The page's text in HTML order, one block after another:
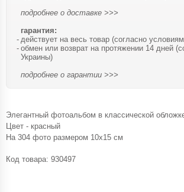
подробнее о доставке >>>
гарантия:
действует на весь товар (согласно
обмен или возврат на протяжении 14 дней
Украины)
подробнее о гарантии >>>
Элегантный фотоальбом в классической
Цвет - красный
На 304 фото размером 10х15 см
Код товара: 930497